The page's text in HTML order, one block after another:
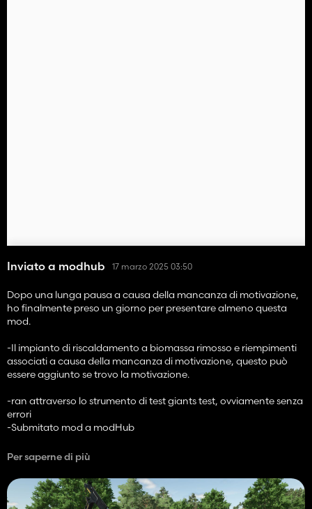
Inviato a modhub 17 marzo 2025 03:50
Dopo una lunga pausa a causa della mancanza di motivazione,
ho finalmente preso un giorno per presentare almeno questa
mod.
-Il impianto di riscaldamento a biomassa rimosso e riempimenti
associati a causa della mancanza di motivazione, questo può
essere aggiunto se trovo la motivazione.
-ran attraverso lo strumento di test giants test, ovviamente senza
errori
-Submitato mod a modHub
Per saperne di più